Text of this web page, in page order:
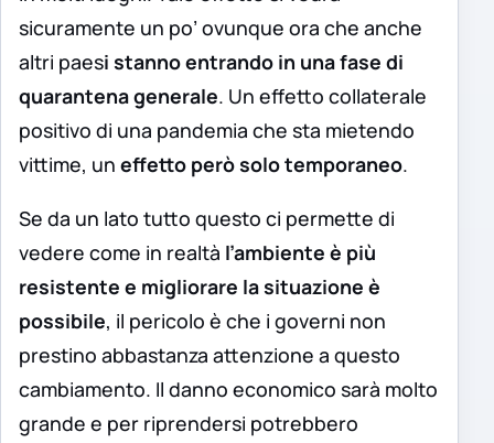
sicuramente un po’ ovunque ora che anche
altri paesi stanno entrando in una fase di
quarantena generale. Un effetto collaterale
positivo di una pandemia che sta mietendo
vittime, un effetto però solo temporaneo.
Se da un lato tutto questo ci permette di
vedere come in realtà l’ambiente è più
resistente e migliorare la situazione è
possibile, il pericolo è che i governi non
prestino abbastanza attenzione a questo
cambiamento. Il danno economico sarà molto
grande e per riprendersi potrebbero